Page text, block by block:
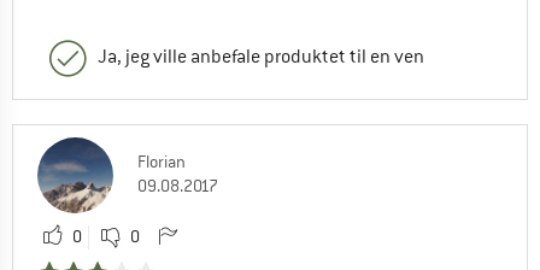
Ja, jeg ville anbefale produktet til en ven
Florian
09.08.2017
0 0